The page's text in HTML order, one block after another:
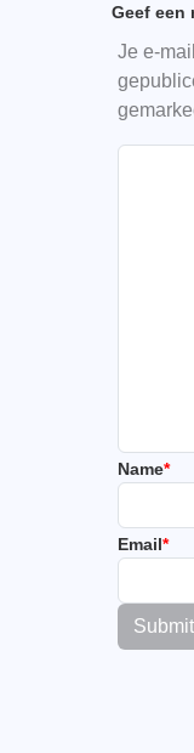
Geef een
Je e-
Name*
Email*